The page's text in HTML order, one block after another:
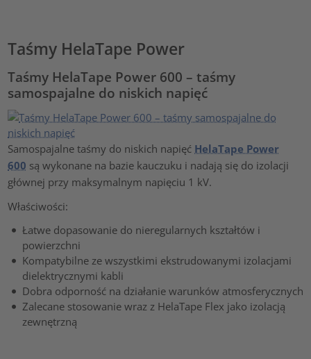
Taśmy HelaTape Power
Taśmy HelaTape Power 600 – taśmy
samospajalne do niskich napięć
Samospajalne taśmy do niskich napięć HelaTape Power
600 są wykonane na bazie kauczuku i nadają się do izolacji
głównej przy maksymalnym napięciu 1 kV.
Właściwości:
Łatwe dopasowanie do nieregularnych kształtów i
powierzchni
Kompatybilne ze wszystkimi ekstrudowanymi izolacjami
dielektrycznymi kabli
Dobra odporność na działanie warunków atmosferycznych
Zalecane stosowanie wraz z HelaTape Flex jako izolacją
zewnętrzną